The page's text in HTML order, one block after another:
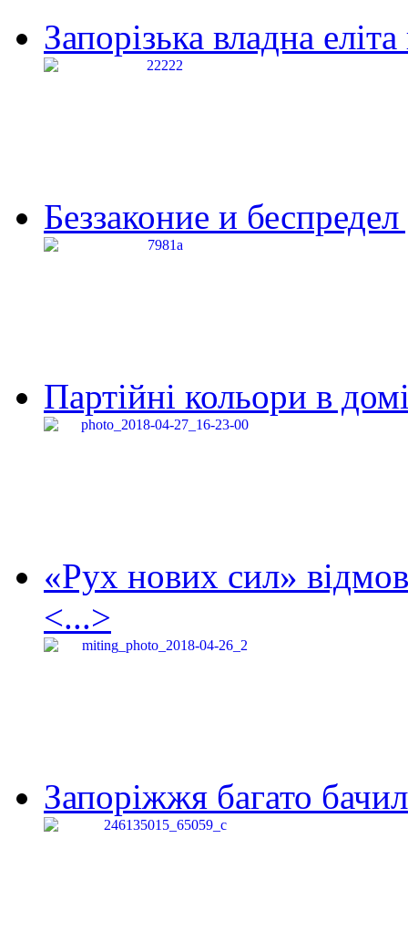
Запорізька владна
Беззаконие и
Партійні кольори в
«Рух нових сил»
<...>
Запоріжжя багато